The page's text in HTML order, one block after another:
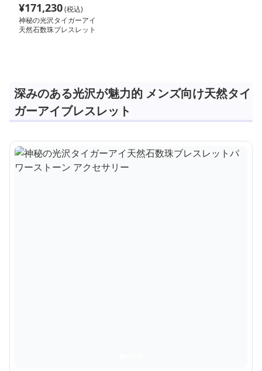
¥171,230(税込)
神秘の光沢タイガーアイ
天然石数珠ブレスレット
深みのある光沢が魅力的 メンズ向け天然タイ
ガーアイブレスレット